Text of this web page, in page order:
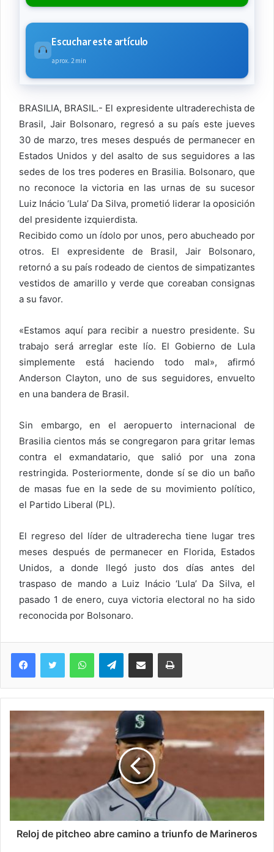
Escuchar este artículo
aprox. 2 min
BRASILIA, BRASIL.- El expresidente ultraderechista de
Brasil, Jair Bolsonaro, regresó a su país este jueves
30 de marzo, tres meses después de permanecer en
Estados Unidos y del asalto de sus seguidores a las
sedes de los tres poderes en Brasilia. Bolsonaro, que
no reconoce la victoria en las urnas de su sucesor
Luiz Inácio ‘Lula’ Da Silva, prometió liderar la oposición
del presidente izquierdista.
Recibido como un ídolo por unos, pero abucheado por
otros. El expresidente de Brasil, Jair Bolsonaro,
retornó a su país rodeado de cientos de simpatizantes
vestidos de amarillo y verde que coreaban consignas
a su favor.
«Estamos aquí para recibir a nuestro presidente. Su
trabajo será arreglar este lío. El Gobierno de Lula
simplemente está haciendo todo mal», afirmó
Anderson Clayton, uno de sus seguidores, envuelto
en una bandera de Brasil.
Sin embargo, en el aeropuerto internacional de
Brasilia cientos más se congregaron para gritar lemas
contra el exmandatario, que salió por una zona
restringida. Posteriormente, donde sí se dio un baño
de masas fue en la sede de su movimiento político,
el Partido Liberal (PL).
El regreso del líder de ultraderecha tiene lugar tres
meses después de permanecer en Florida, Estados
Unidos, a donde llegó justo dos días antes del
traspaso de mando a Luiz Inácio ‘Lula’ Da Silva, el
pasado 1 de enero, cuya victoria electoral no ha sido
reconocida por Bolsonaro.
WhatsAppTelegramCompartir via Email Imprimi
Reloj de pitcheo abre camino a triunfo de Marineros